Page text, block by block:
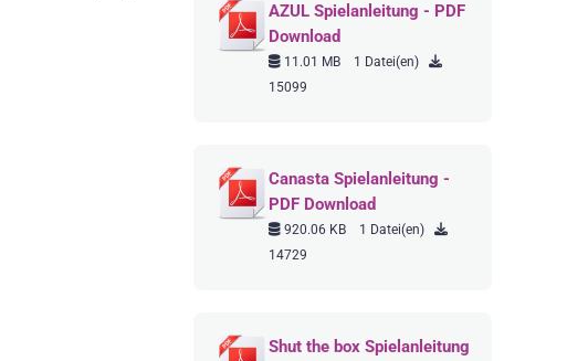
AZUL Spielanleitung - PDF
Download
11.01 MB
1 Datei(en)
15099
Canasta Spielanleitung -
PDF Download
920.06 KB
1 Datei(en)
14729
Shut the box Spielanleitung